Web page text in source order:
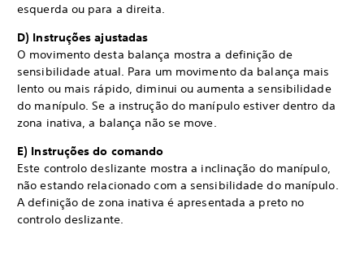
esquerda ou para a direita.
D) Instruções ajustadas
O movimento desta balança mostra a definição de
sensibilidade atual. Para um movimento da balança mais
lento ou mais rápido, diminui ou aumenta a sensibilidade
do manípulo. Se a instrução do manípulo estiver dentro da
zona inativa, a balança não se move.
E) Instruções do comando
Este controlo deslizante mostra a inclinação do manípulo,
não estando relacionado com a sensibilidade do manípulo.
A definição de zona inativa é apresentada a preto no
controlo deslizante.